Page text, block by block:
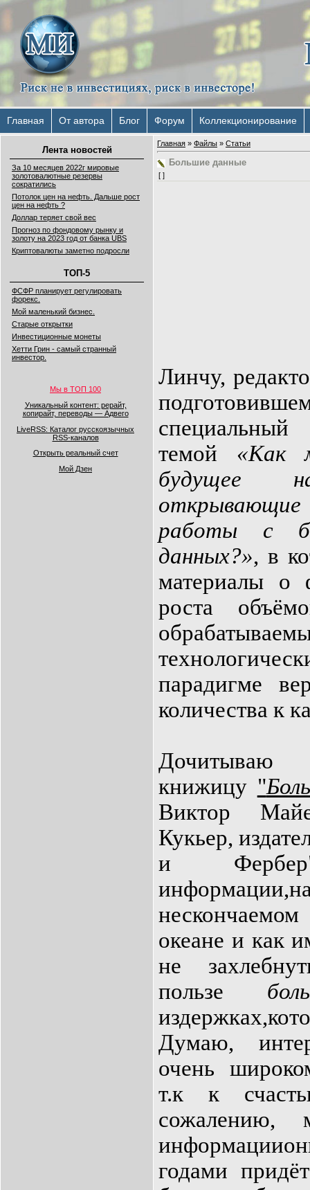
Главная От автора Блог Форум Коллекционирование
Лента новостей
За 10 месяцев 2022г мировые
золотовалютные резервы
сократились
Потолок цен на нефть. Дальше рост
цен на нефть ?
Доллар теряет свой вес
Прогноз по фондовому рынку и
золоту на 2023 год от банка UBS
Криптовалюты заметно подросли
ТОП-5
ФСФР планирует регулировать
форекс.
Мой маленький бизнес.
Старые открытки
Инвестиционные монеты
Хетти Грин - самый странный
инвестор.
Мы в ТОП 100
Уникальный контент: рерайт,
копирайт, переводы — Адвего
LiveRSS: Каталог русскоязычных
RSS-каналов
Открыть реальный счет
Мой Дзен
Главная » Файлы » Статьи
Большие данные
[ ]
Линчу,
темой «Как
будущее
работы с
данных?», в
материалы о
роста
парадигме
количества к
книжицу "
Виктор
Кукьер,
и
океане и как
не
пользе
Думаю,
очень
т.к к
сожалению,
годами